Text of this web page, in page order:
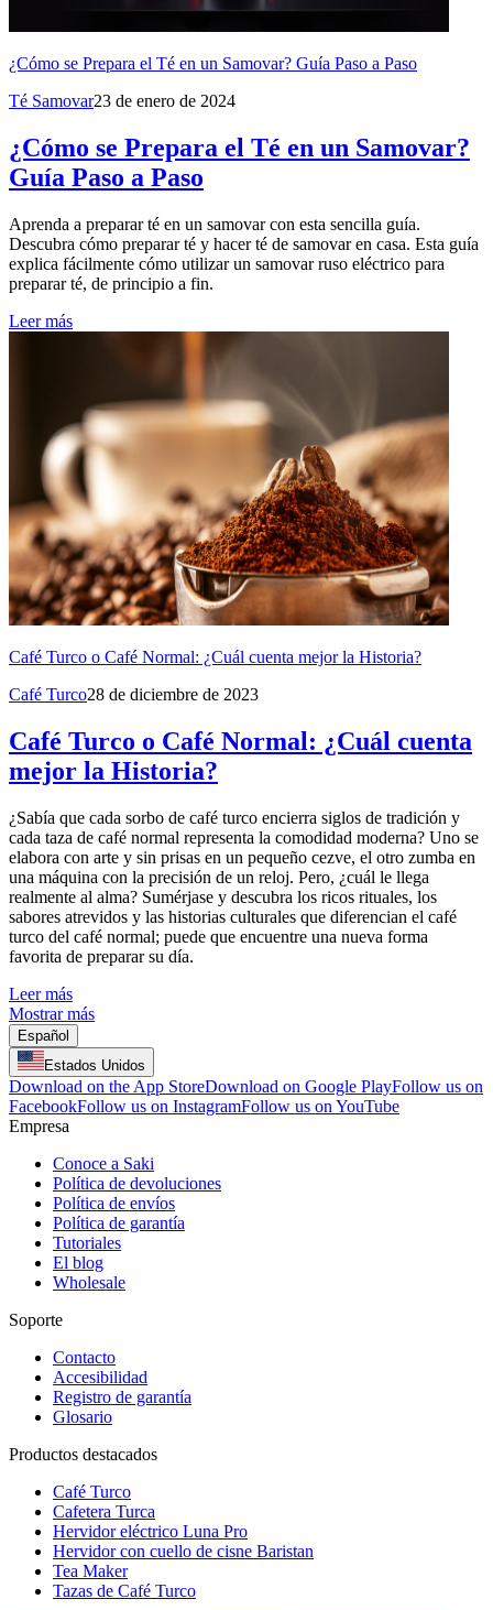
¿Cómo se Prepara el Té en un Samovar? Guía Paso a Paso
Té Samovar23 de enero de 2024
¿Cómo se Prepara el Té en un Samovar?
Guía Paso a Paso
Aprenda a preparar té en un samovar con esta sencilla guía.
Descubra cómo preparar té y hacer té de samovar en casa. Esta guía
explica fácilmente cómo utilizar un samovar ruso eléctrico para
preparar té, de principio a fin.
Leer más
Café Turco o Café Normal: ¿Cuál cuenta mejor la Historia?
Café Turco28 de diciembre de 2023
Café Turco o Café Normal: ¿Cuál cuenta
mejor la Historia?
¿Sabía que cada sorbo de café turco encierra siglos de tradición y
cada taza de café normal representa la comodidad moderna? Uno se
elabora con arte y sin prisas en un pequeño cezve, el otro zumba en
una máquina con la precisión de un reloj. Pero, ¿cuál le llega
realmente al alma? Sumérjase y descubra los ricos rituales, los
sabores atrevidos y las historias culturales que diferencian el café
turco del café normal; puede que encuentre una nueva forma
favorita de preparar su día.
Leer más
Mostrar más
Español
Estados Unidos
Download on the App StoreDownload on Google PlayFollow us on
FacebookFollow us on InstagramFollow us on YouTube
Empresa
Conoce a Saki
Política de devoluciones
Política de envíos
Política de garantía
Tutoriales
El blog
Wholesale
Soporte
Contacto
Accesibilidad
Registro de garantía
Glosario
Productos destacados
Café Turco
Cafetera Turca
Hervidor eléctrico Luna Pro
Hervidor con cuello de cisne Baristan
Tea Maker
Tazas de Café Turco